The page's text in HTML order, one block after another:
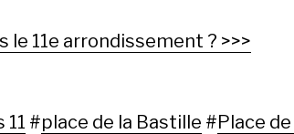
le 11e arrondissement ? >>>
11 #place de la Bastille #Place de